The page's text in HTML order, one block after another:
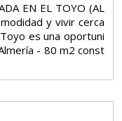
EN EL TOYO (AL
y vivir cerca
es una oportuni
- 80 m2 const